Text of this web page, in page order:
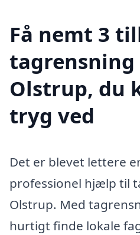
Få nemt 3
tagrensning
Olstrup, du
tryg ved
Det er blevet lettere
professionel hjælp til
Olstrup. Med
hurtigt finde lokale